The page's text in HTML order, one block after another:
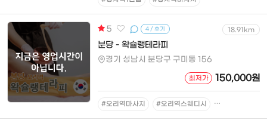
5 4 / 후기 18.91km
분당 - 왁슐랭테라피
경기 성남시 분당구 구미동 156
최저가 150,000원
#오리역마사지 #오리역스웨디시 #오리역건마